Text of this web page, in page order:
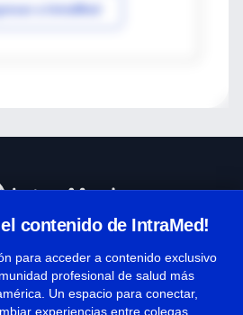
a IntraMed
contenido de IntraMed!
para acceder a contenido exclusivo
profesional de salud más
Un espacio para conectar,
experiencias entre colegas.
y condiciones